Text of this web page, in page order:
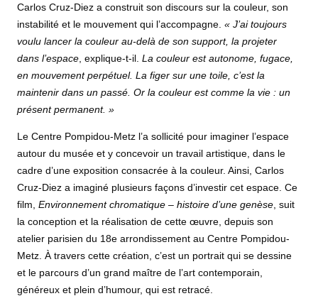
Carlos Cruz-Diez a construit son discours sur la couleur, son
instabilité et le mouvement qui l’accompagne. « J’ai toujours
voulu lancer la couleur au-delà de son support, la projeter
dans l’espace , explique-t-il. La couleur est autonome, fugace,
en mouvement perpétuel. La figer sur une toile, c’est la
maintenir dans un passé. Or la couleur est comme la vie : un
présent permanent. »
Le Centre Pompidou-Metz l’a sollicité pour imaginer l’espace
autour du musée et y concevoir un travail artistique, dans le
cadre d’une exposition consacrée à la couleur. Ainsi, Carlos
Cruz-Diez a imaginé plusieurs façons d’investir cet espace. Ce
film, Environnement chromatique – histoire d’une genèse , suit
la conception et la réalisation de cette œuvre, depuis son
atelier parisien du 18e arrondissement au Centre Pompidou-
Metz. À travers cette création, c’est un portrait qui se dessine
et le parcours d’un grand maître de l’art contemporain,
généreux et plein d’humour, qui est retracé.